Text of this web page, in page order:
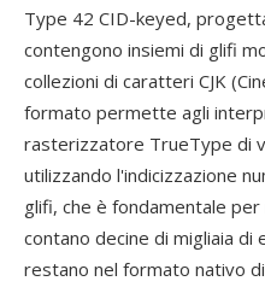
Type 42 CID-keyed,
contengono insiemi di glifi
collezioni di caratteri CJK
formato permette agli
rasterizzatore TrueType di
utilizzando l'indicizzazione
glifi, che è fondamentale
contano decine di migliaia
restano nel formato nativo